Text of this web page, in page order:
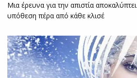
Μια έρευνα για την απιστία αποκαλύπτει
υπόθεση πέρα από κάθε κλισέ